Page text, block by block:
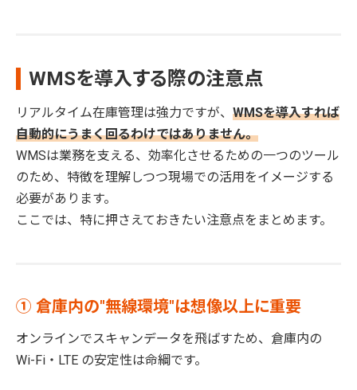
WMSを導入する際の注意点
リアルタイム在庫管理は強力ですが、 WMSを導入すれば
自動的にうまく回るわけではありません。
WMSは業務を支える、効率化させるための一つのツール
のため、特徴を理解しつつ現場での活用をイメージする
必要があります。
ここでは、特に押さえておきたい注意点をまとめます。
① 倉庫内の"無線環境"は想像以上に重要
オンラインでスキャンデータを飛ばすため、倉庫内の
Wi-Fi・LTE の安定性は命綱です。